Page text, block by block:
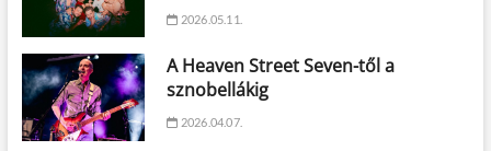
2026.05.11.
A Heaven Street Seven-től a
sznobellákig
2026.04.07.